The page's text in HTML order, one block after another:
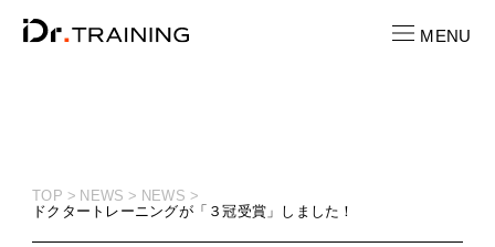
TOP NEWS
NEWS
ドクタートレーニングが「３冠受賞」しました！
MENU